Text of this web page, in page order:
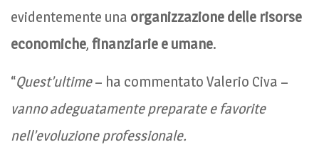
evidentemente una organizzazione delle risorse
economiche, finanziarie e umane.
“Quest’ultime– ha commentato Valerio Civa –
vanno adeguatamente preparate e favorite
nell’evoluzione professionale.